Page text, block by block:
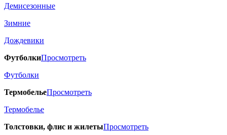
Демисезонные
Зимние
Дождевики
ФутболкиПросмотреть
Футболки
ТермобельеПросмотреть
Термобелье
Толстовки, флис и жилетыПросмотреть